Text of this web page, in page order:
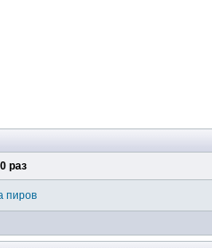
0 раз
пиров